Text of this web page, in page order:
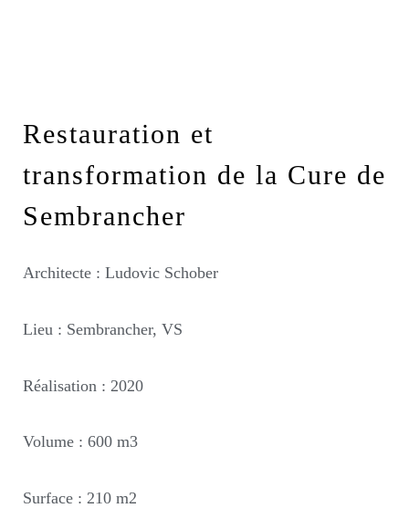
Restauration et
transformation de la Cure de
Sembrancher
Architecte : Ludovic Schober
Lieu : Sembrancher, VS
Réalisation : 2020
Volume : 600 m3
Surface : 210 m2